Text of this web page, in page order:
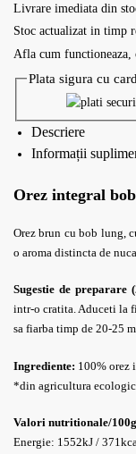
Livrare imediata din
Stoc actualizat in timp
Afla cum
Plata sigura cu
Descriere
Informații
Orez integral
Orez brun cu bob lung,
o aroma distincta de
Sugestie de preparare
intr-o cratita. Aduceti la
sa fiarba timp de 20-25
Ingrediente: 100% orez
*din agricultura
Valori nutritionale/
Energie: 1552kJ /